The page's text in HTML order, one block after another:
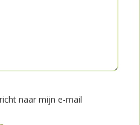
naar mijn e-mail